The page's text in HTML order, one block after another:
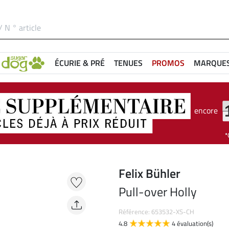
ÉCURIE & PRÉ TENUES PROMOS
encore
Felix Bühler
Pull-over Holly
Référence: 653532-XS-CH
4.8
4 évaluation(s)